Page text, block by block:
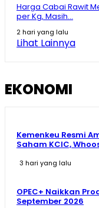
Tegas!
09:13
Harga Cabai Rawit
per Kg, Masih...
2 hari yang lalu
Lihat Lainnya
EKONOMI
Kemenkeu Resmi
Saham KCIC,
3 hari yang lalu
OPEC+ Naikkan
September 2026